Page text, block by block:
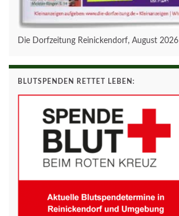
Die Dorfzeitung Reinickendorf, August 2026
BLUTSPENDEN RETTET LEBEN: